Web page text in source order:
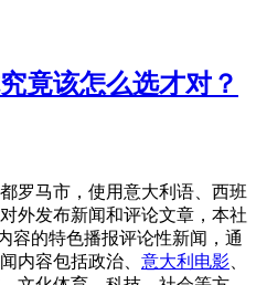
竟该怎么选才对？
罗马市，使用意大利语、西班
外发布新闻和评论文章，本社
容的特色播报评论性新闻，通
内容包括政治、 意大利电影